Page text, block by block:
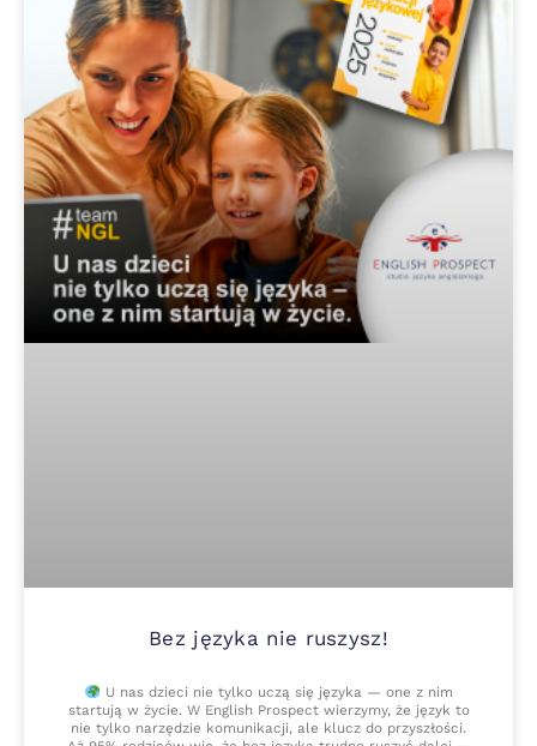
Bez języka nie ruszysz!
U nas dzieci nie tylko uczą się języka — one z nim
startują w życie. W English Prospect wierzymy, że język to
nie tylko narzędzie komunikacji, ale klucz do przyszłości.